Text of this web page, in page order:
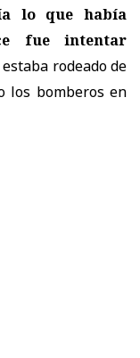
lo que había
fue intentar
rodeado de
los bomberos en